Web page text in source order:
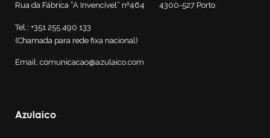
Rua da Fábrica “A Invencível” nº464 4300-527 Porto
Tel.: +351 255 490 133
(Chamada para rede fixa nacional)
Email: comunicacao@azulaico.com
Azulaico